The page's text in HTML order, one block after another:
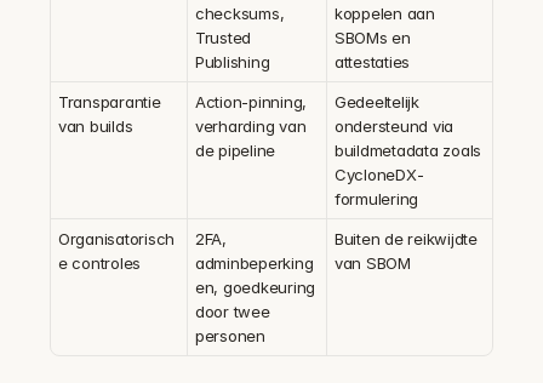
checksums,
Trusted
Publishing
koppelen aan
SBOMs en
attestaties
Transparantie
van builds
Action-pinning,
verharding van
de pipeline
Gedeeltelijk
ondersteund via
buildmetadata zoals
CycloneDX-
formulering
Organisatorisch
e controles
2FA,
adminbeperking
en, goedkeuring
door twee
personen
Buiten de reikwijdte
van SBOM